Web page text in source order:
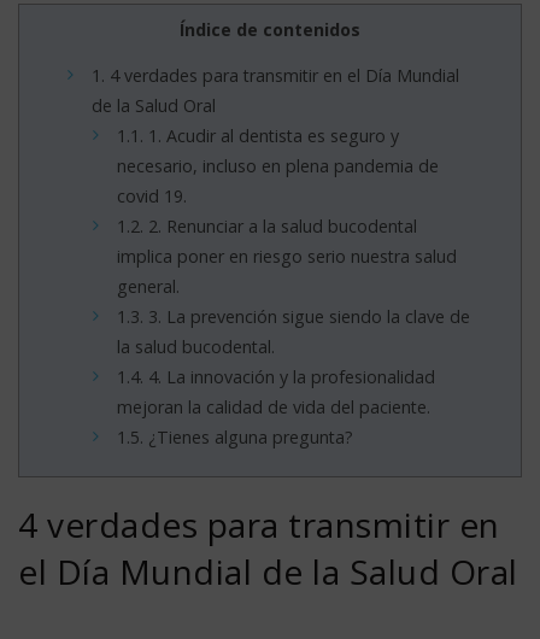
Índice de contenidos
1. 4 verdades para transmitir en el Día Mundial
de la Salud Oral
1.1. 1. Acudir al dentista es seguro y
necesario, incluso en plena pandemia de
covid 19.
1.2. 2. Renunciar a la salud bucodental
implica poner en riesgo serio nuestra salud
general.
1.3. 3. La prevención sigue siendo la clave de
la salud bucodental.
1.4. 4. La innovación y la profesionalidad
mejoran la calidad de vida del paciente.
1.5. ¿Tienes alguna pregunta?
4 verdades para transmitir en
el Día Mundial de la Salud Oral